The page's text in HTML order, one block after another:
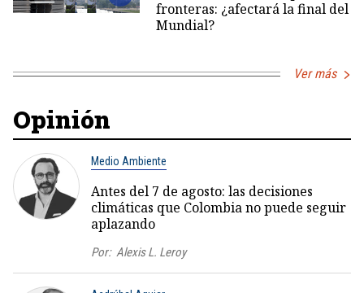
fronteras: ¿afectará la final del
Mundial?
Ver más
Opinión
Medio Ambiente
Antes del 7 de agosto: las decisiones
climáticas que Colombia no puede seguir
aplazando
Por: Alexis L. Leroy